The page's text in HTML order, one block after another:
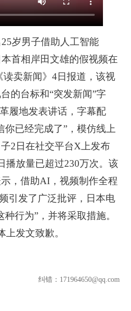
岁男子借助人工智能
本首相岸田文雄的假视频在
读卖新闻》4日报道，该视
的台标和“突发新闻”字
履地发表讲话，字幕配
你已经完成了”，模仿线上
2日在社交平台X上发布
播放量已超过230万次。该
，借助AI，视频制作全程
引发了广泛批评，日本电
行为”，并将采取措施。
上发文致歉。
纠错：171964650@qq.com